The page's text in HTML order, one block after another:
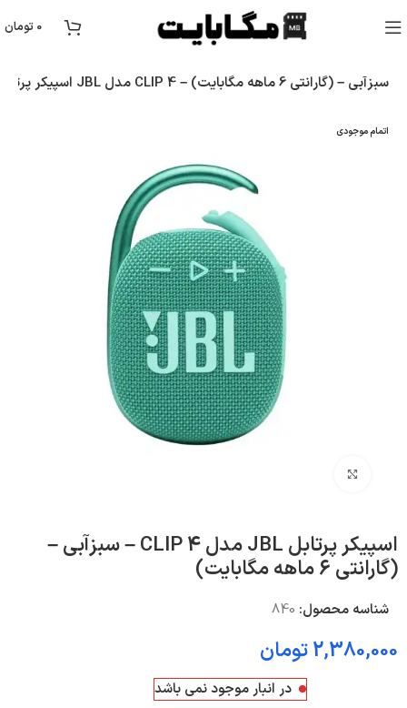
0 تومان
اسپیکر پرتابل JBL مدل CLIP 4 – سبزآبی – (گارانتی 6 ماهه مگابایت)
اتمام موجودی
اسپیکر پرتابل JBL مدل CLIP 4 – سبزآبی –
(گارانتی 6 ماهه مگابایت)
شناسه محصول: 840
2,380,000تومان
در انبار موجود نمی باشد